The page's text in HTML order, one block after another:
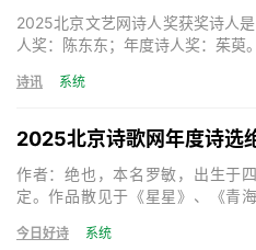
2025北京文艺网诗人奖获奖诗人
人奖：陈东东；年度诗人奖：茱萸。
诗讯 系统
作者：绝也，本名罗敏，出生于
定。作品散见于《星星》、《青
《神的呢喃》、《秋叶集》、《
今日好诗 系统